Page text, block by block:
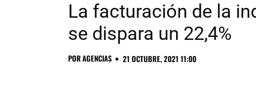
La facturación de la
se dispara un 22,4%
PORAGENCIAS 21 OCTUBRE, 2021 11:00